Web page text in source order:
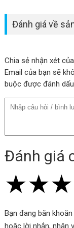
Đánh giá về
Chia sẻ nhận xét
Email của bạn sẽ
buộc được đánh
Đánh giá
★
★★
★★★
★★★
★★★
Bạn đang băn
hoặc lời nhắn, nhân